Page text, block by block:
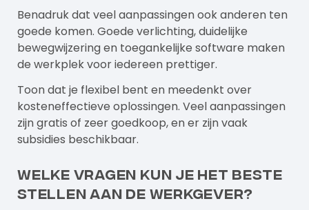
Benadruk dat veel aanpassingen ook anderen ten
goede komen. Goede verlichting, duidelijke
bewegwijzering en toegankelijke software maken
de werkplek voor iedereen prettiger.
Toon dat je flexibel bent en meedenkt over
kosteneffectieve oplossingen. Veel aanpassingen
zijn gratis of zeer goedkoop, en er zijn vaak
subsidies beschikbaar.
Welke vragen kun je het beste
stellen aan de werkgever?